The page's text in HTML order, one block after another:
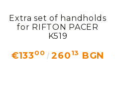
Extra set of handholds
for RIFTON PACER
K519
€13300 26013 BGN